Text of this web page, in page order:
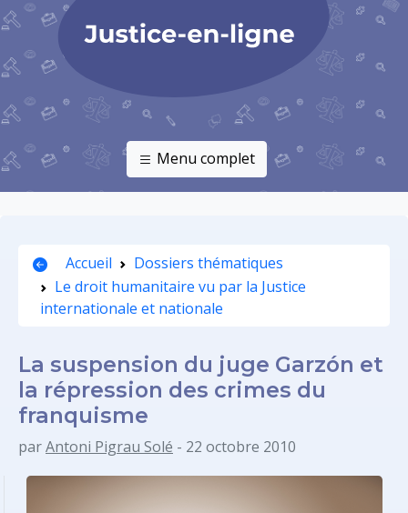
Menu complet
Accueil
Dossiers thématiques
Le droit humanitaire vu par la Justice
internationale et nationale
La suspension du juge Garzón et
la répression des crimes du
franquisme
parAntoni Pigrau Solé - 22 octobre 2010